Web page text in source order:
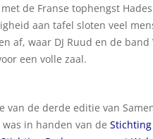
de Franse tophengst
aan tafel sloten veel
af, waar DJ Ruud en de band
een volle zaal.
van de derde editie van
in handen van de